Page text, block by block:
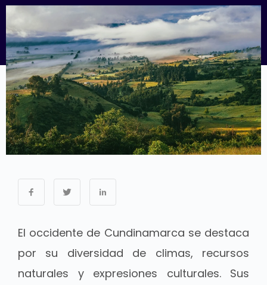
El occidente de Cundinamarca se destaca
por su diversidad de climas, recursos
naturales y expresiones culturales. Sus